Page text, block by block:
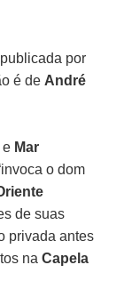
por
é de André
e Mar
o dom
de suas
privada antes
naCapela